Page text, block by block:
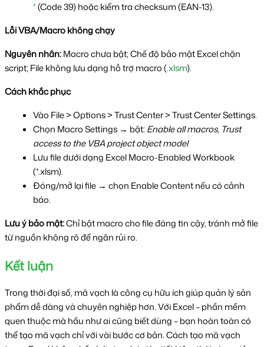
* (Code 39) hoặc kiểm tra checksum (EAN-13).
Lỗi VBA/Macro không chạy
Nguyên nhân: Macro chưa bật; Chế độ bảo mật Excel chặn
script; File không lưu dạng hỗ trợ macro (.xlsm).
Cách khắc phục
Vào File > Options > Trust Center > Trust Center Settings.
Chọn Macro Settings → bật: Enable all macros, Trust
access to the VBA project object model
Lưu file dưới dạng Excel Macro-Enabled Workbook
(*.xlsm).
Đóng/mở lại file → chọn Enable Content nếu có cảnh
báo.
Lưu ý bảo mật: Chỉ bật macro cho file đáng tin cậy, tránh mở file
từ nguồn không rõ để ngăn rủi ro.
Kết luận
Trong thời đại số, mã vạch là công cụ hữu ích giúp quản lý sản
phẩm dễ dàng và chuyên nghiệp hơn. Với Excel – phần mềm
quen thuộc mà hầu như ai cũng biết dùng – bạn hoàn toàn có
thể tạo mã vạch chỉ với vài bước cơ bản. Cách tạo mã vạch